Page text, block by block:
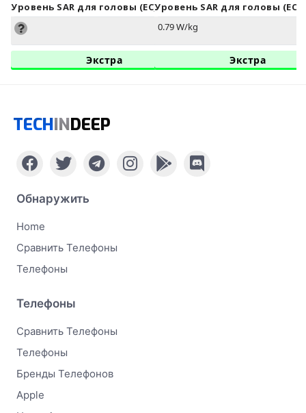
Уровень SAR для головы (ЕС)
Экстра
Уровень SAR для головы (ЕС)
0.79 W/kg
Экстра
TECHINDEEP
Обнаружить
Home
Сравнить Телефоны
Телефоны
Телефоны
Сравнить Телефоны
Телефоны
Бренды Телефонов
Apple